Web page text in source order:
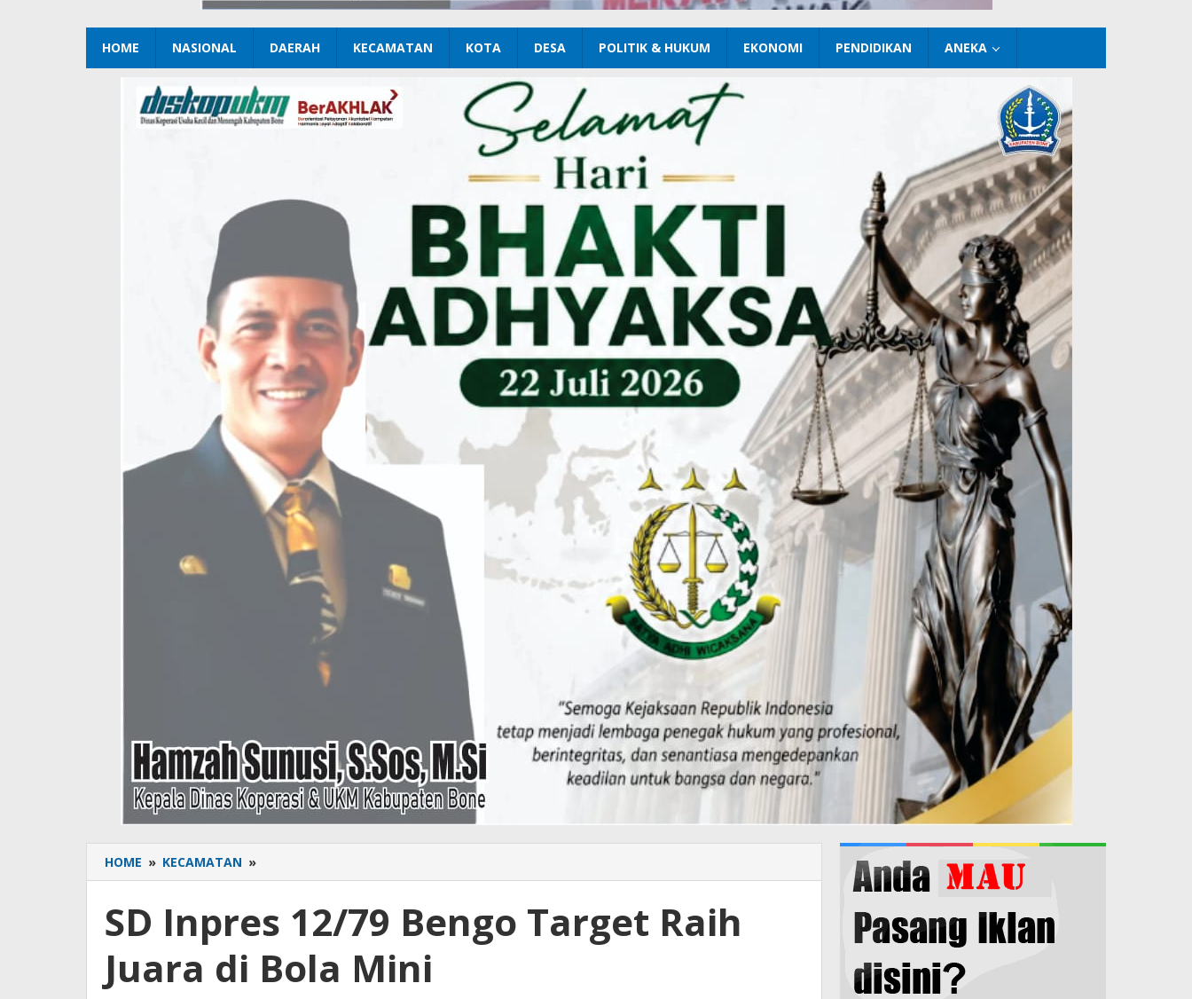
HOME NASIONAL DAERAH KECAMATAN KOTA DESA POLITIK & HUKUM EKONOMI PENDIDIKAN ANEKA
HOME » KECAMATAN »
Inpres
Bengo
Target
Raih
Juara
SD Inpres 12/79 Bengo Target Raih
Juara di Bola Mini